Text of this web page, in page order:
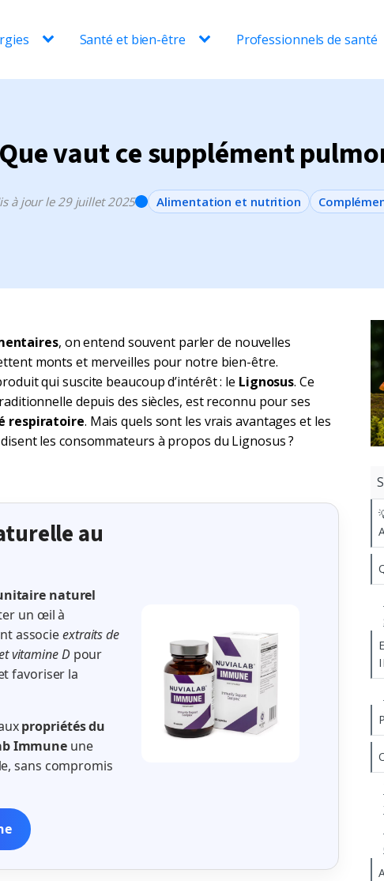
Santé et bien-être Professionnels de santé
vaut ce supplément
à jour le 29 juillet 2025 Alimentation et nutrition
, on entend souvent parler de nouvelles
monts et merveilles pour notre bien-être.
qui suscite beaucoup d’intérêt : le Lignosus. Ce
depuis des siècles, est reconnu pour ses
respiratoire. Mais quels sont les vrais avantages et les
disent les consommateurs à propos du Lignosus ?
au
naturel
un œil à
associeextraits de
vitamine Dpour
favoriser la
propriétés du
Immune une
sans compromis